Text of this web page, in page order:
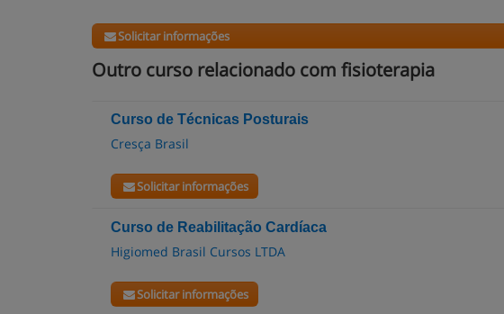
Solicitar informações
Outro curso relacionado com fisioterapia
Curso de Técnicas Posturais
Cresça Brasil
Solicitar informações
Curso de Reabilitação Cardíaca
Higiomed Brasil Cursos LTDA
Solicitar informações